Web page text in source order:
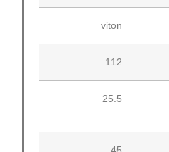
viton
112
25.5
45